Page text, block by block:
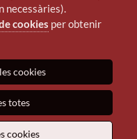
necessàries).
cookies per obtenir
cookies
totes
cookies